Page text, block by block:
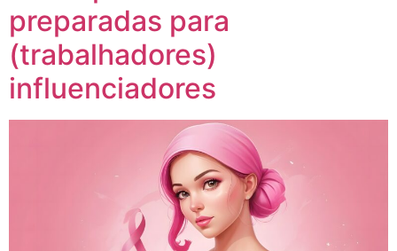
preparadas para
(trabalhadores)
influenciadores